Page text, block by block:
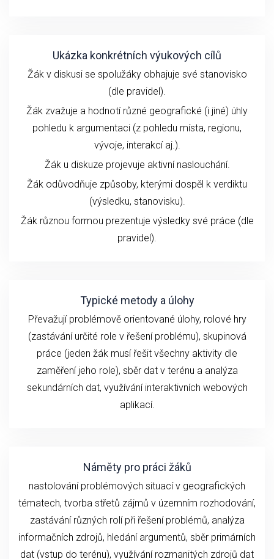
Ukázka konkrétních výukových cílů
Žák v diskusi se spolužáky obhajuje své stanovisko
(dle pravidel).
Žák zvažuje a hodnotí různé geografické (i jiné) úhly
pohledu k argumentaci (z pohledu místa, regionu,
vývoje, interakcí aj.).
Žák u diskuze projevuje aktivní naslouchání.
Žák odůvodňuje způsoby, kterými dospěl k verdiktu
(výsledku, stanovisku).
Žák různou formou prezentuje výsledky své práce (dle
pravidel).
Typické metody a úlohy
Převažují problémově orientované úlohy, rolové hry
(zastávání určité role v řešení problému), skupinová
práce (jeden žák musí řešit všechny aktivity dle
zaměření jeho role), sběr dat v terénu a analýza
sekundárních dat, využívání interaktivních webových
aplikací.
Náměty pro práci žáků
nastolování problémových situací v geografických
tématech, tvorba střetů zájmů v územním rozhodování,
zastávání různých rolí při řešení problémů, analýza
informačních zdrojů, hledání argumentů, sběr primárních
dat (vstup do terénu), využívání rozmanitých zdrojů dat